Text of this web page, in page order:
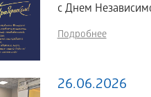
с Днем
Подробнее
26.06.2026